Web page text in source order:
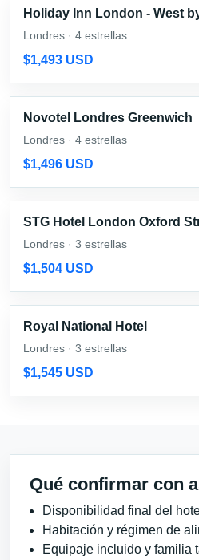
Holiday Inn London - West
Londres · 4 estrellas
$1,493 USD
Novotel Londres Greenwich
Londres · 4 estrellas
$1,496 USD
STG Hotel London Oxford
Londres · 3 estrellas
$1,504 USD
Royal National Hotel
Londres · 3 estrellas
$1,545 USD
Qué confirmar con
Disponibilidad final del
Habitación y régimen de
Equipaje incluido y familia